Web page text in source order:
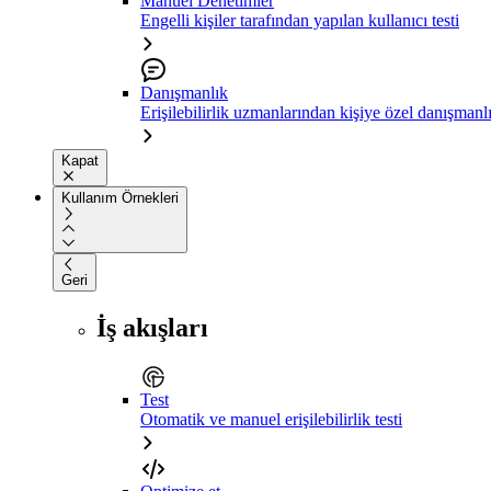
Engelli kişiler tarafından yapılan kullanıcı testi
Danışmanlık
Erişilebilirlik uzmanlarından kişiye özel
Kapat
Kullanım Örnekleri
Geri
İş akışları
Test
Otomatik ve manuel erişilebilirlik testi